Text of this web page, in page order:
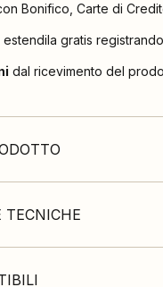
Bonifico, Carte di
estendila gratis
dal ricevimento del
TECNICHE